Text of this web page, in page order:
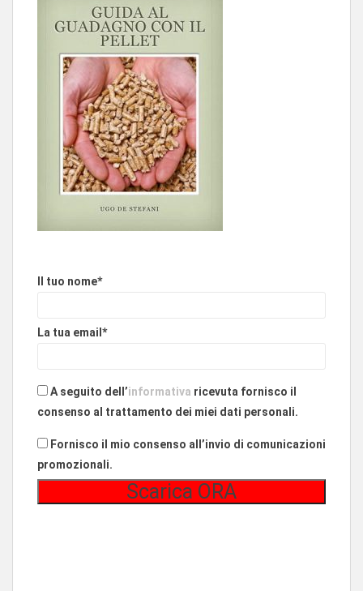
Il tuo nome*
La tua email*
A seguito dell’informativa ricevuta fornisco il
consenso al trattamento dei miei dati personali.
Fornisco il mio consenso all’invio di comunicazioni
promozionali.